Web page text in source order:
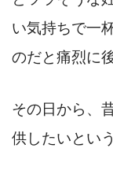
い気持ちで一
のだと痛烈に
その日から、
供したいとい